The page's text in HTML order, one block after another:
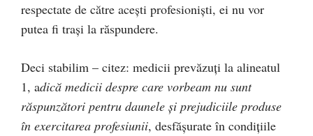
respectate de către acești profesioniști, ei nu vor
putea fi trași la răspundere.
Deci stabilim – citez: medicii prevăzuți la alineatul
1, adică medicii despre care vorbeam nu sunt
răspunzători pentru daunele și prejudiciile produse
în exercitarea profesiunii, desfășurate în condițiile